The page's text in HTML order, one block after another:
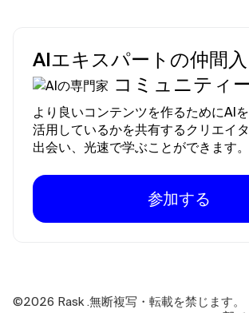
AIエキスパートの仲間入
コミュニティ
より良いコンテンツを作るためにAI
活用しているかを共有するクリエイ
出会い、光速で学ぶことができます。
参加する
©2026 Rask .無断複写・転載を禁じます。